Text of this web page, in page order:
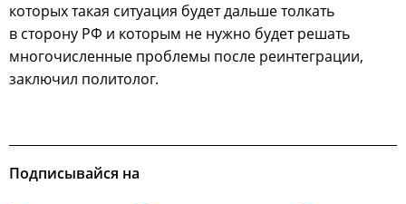
которых такая ситуация будет дальше толкать
в сторону РФ и которым не нужно будет решать
многочисленные проблемы после реинтеграции,
заключил политолог.
Подписывайся на